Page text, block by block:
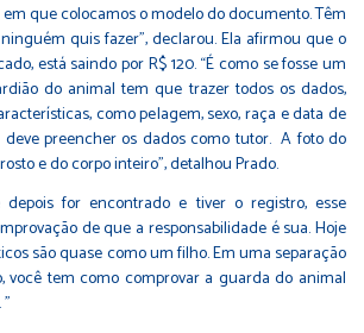
que colocamos o modelo do documento. Têm
quis fazer”, declarou. Ela afirmou que o
está saindo por R$ 120. “É como se fosse um
do animal tem que trazer todos os dados,
como pelagem, sexo, raça e data de
deve preencher os dados como tutor. A foto do
e do corpo inteiro”, detalhou Prado.
for encontrado e tiver o registro, esse
de que a responsabilidade é sua. Hoje
são quase como um filho. Em uma separação
você tem como comprovar a guarda do animal